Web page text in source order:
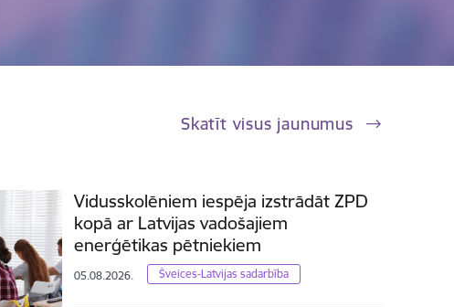
Skatīt visus jaunumus
Vidusskolēniem iespēja izstrādāt ZPD
kopā ar Latvijas vadošajiem
enerģētikas pētniekiem
05.08.2026. Šveices-Latvijas sadarbība